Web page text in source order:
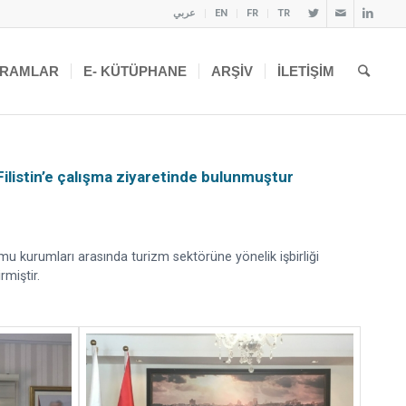
عربي EN FR TR
E- KÜTÜPHANE ARŞIV İLETIŞIM
çalışma ziyaretinde bulunmuştur
kurumları arasında turizm sektörüne yönelik işbirliği